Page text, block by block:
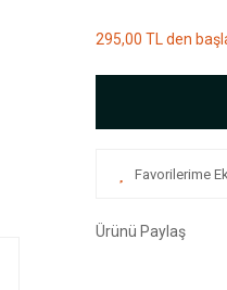
295,00 TL den
Ürünü Paylaş